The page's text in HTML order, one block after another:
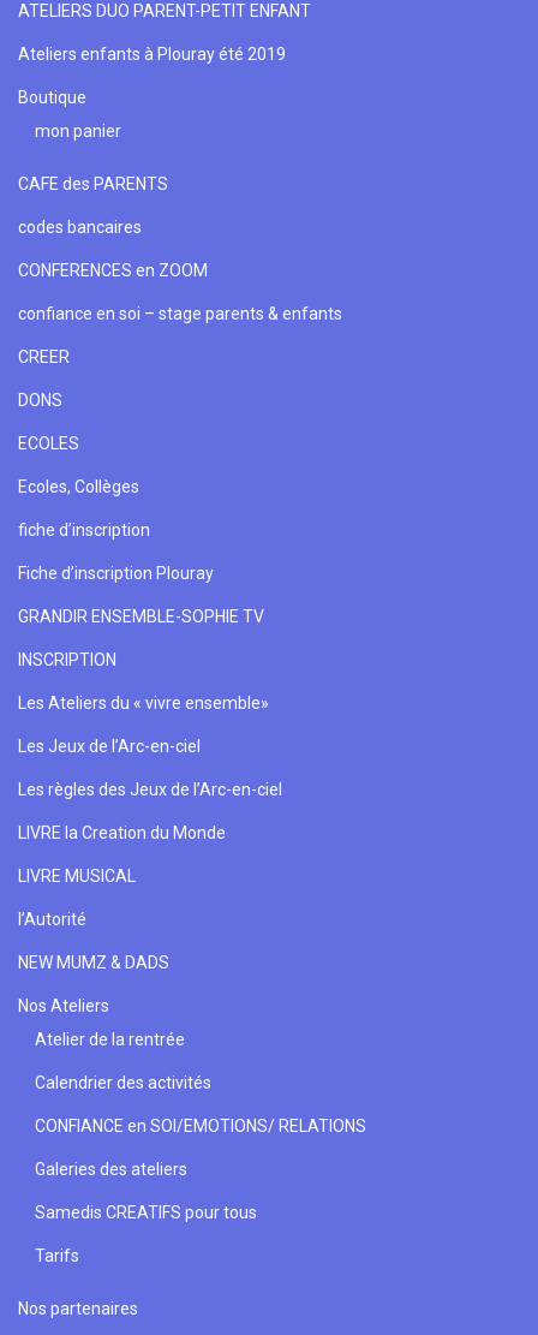
ATELIERS DUO PARENT-PETIT ENFANT
Ateliers enfants à Plouray été 2019
Boutique
mon panier
CAFE des PARENTS
codes bancaires
CONFERENCES en ZOOM
confiance en soi – stage parents & enfants
CREER
DONS
ECOLES
Ecoles, Collèges
fiche d’inscription
Fiche d’inscription Plouray
GRANDIR ENSEMBLE-SOPHIE TV
INSCRIPTION
Les Ateliers du « vivre ensemble»
Les Jeux de l’Arc-en-ciel
Les règles des Jeux de l’Arc-en-ciel
LIVRE la Creation du Monde
LIVRE MUSICAL
l’Autorité
NEW MUMZ & DADS
Nos Ateliers
Atelier de la rentrée
Calendrier des activités
CONFIANCE en SOI/EMOTIONS/ RELATIONS
Galeries des ateliers
Samedis CREATIFS pour tous
Tarifs
Nos partenaires